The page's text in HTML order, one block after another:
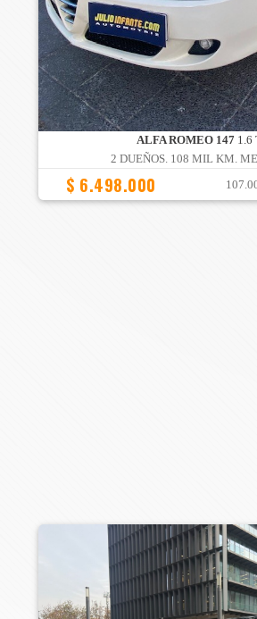
ALFA ROMEO 147 1.6
2 DUEÑOS. 108 MIL KM.
$ 6.498.000